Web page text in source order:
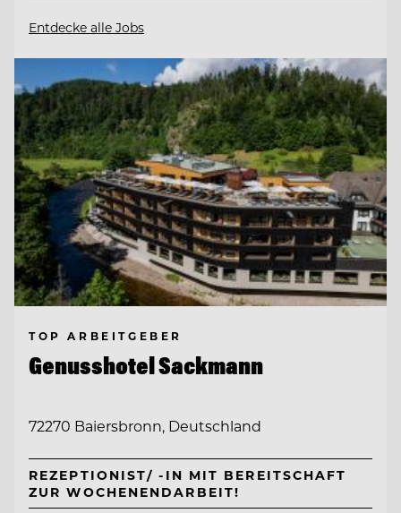
Entdecke alle Jobs
TOP ARBEITGEBER
Genusshotel Sackmann
72270 Baiersbronn, Deutschland
REZEPTIONIST/ -IN MIT BEREITSCHAFT
ZUR WOCHENENDARBEIT!